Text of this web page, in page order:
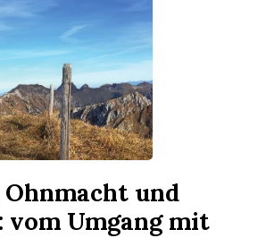
und
vom Umgang mit